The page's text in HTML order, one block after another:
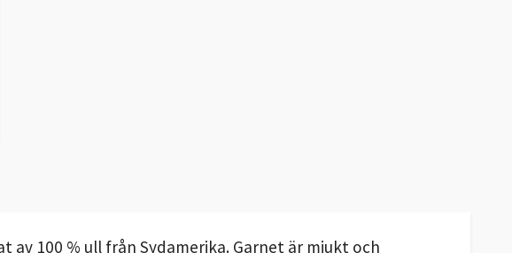
100 % ull från Sydamerika. Garnet är mjukt och